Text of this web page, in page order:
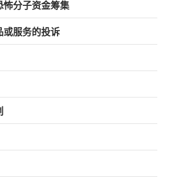
怖分子资金筹集
或服务的投诉